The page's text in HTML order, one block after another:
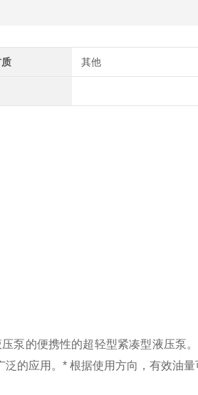
其他
泵的便携性的超轻型紧凑型液压泵。
的应用。 * 根据使用方向，有效油量